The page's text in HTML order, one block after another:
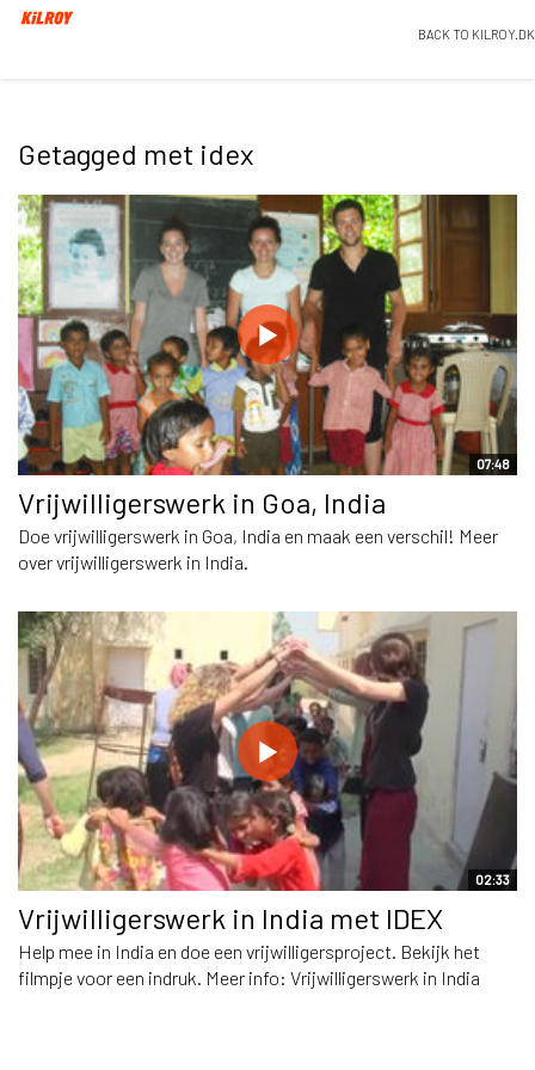
BACK TO KILROY.DK
Getagged met idex
07:48
Vrijwilligerswerk in Goa, India
Doe vrijwilligerswerk in Goa, India en maak een verschil! Meer
over vrijwilligerswerk in India.
02:33
Vrijwilligerswerk in India met IDEX
Help mee in India en doe een vrijwilligersproject. Bekijk het
filmpje voor een indruk. Meer info: Vrijwilligerswerk in India